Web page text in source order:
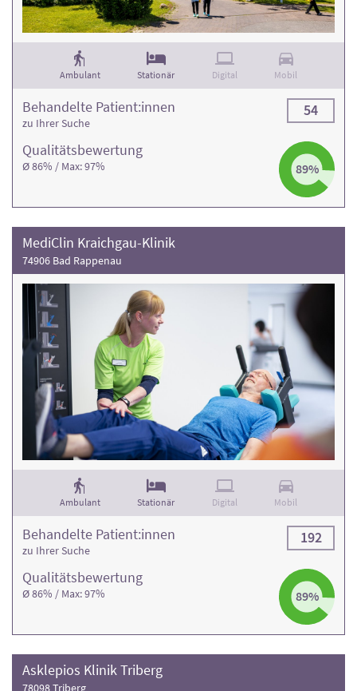
Ambulant Stationär Digital Mobil
Qualitäts­bewertung
Ø 86% / Max: 97% 89%
Behandelte Patient:innen
zu Ihrer Suche
54
MediClin Kraichgau-Klinik
74906 Bad Rappenau
Ambulant Stationär Digital Mobil
Qualitäts­bewertung
Ø 86% / Max: 97% 89%
Behandelte Patient:innen
zu Ihrer Suche
192
Asklepios Klinik Triberg
78098 Triberg